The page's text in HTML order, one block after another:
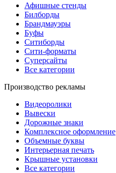
Афишные стенды
Билборды
Брандмауэры
Буфы
Ситиборды
Сити-форматы
Суперсайты
Все категории
Производство рекламы
Видеоролики
Вывески
Дорожные знаки
Комплексное оформление
Объемные буквы
Интерьерная печать
Крышные установки
Все категории